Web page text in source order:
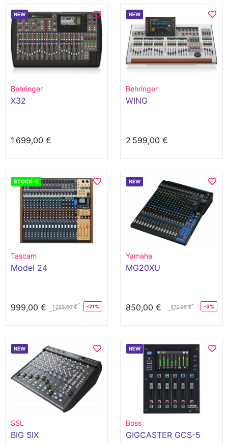
NEW
Behringer
X32
1 699,00 €
NEW
Behringer
WING
2 599,00 €
STOCK-B
Tascam
Model 24
999,00 € 1 265,00 € -21%
NEW
Yamaha
MG20XU
850,00 € 875,00 € -3%
NEW
SSL
BIG SIX
NEW
Boss
GIGCASTER GCS-5